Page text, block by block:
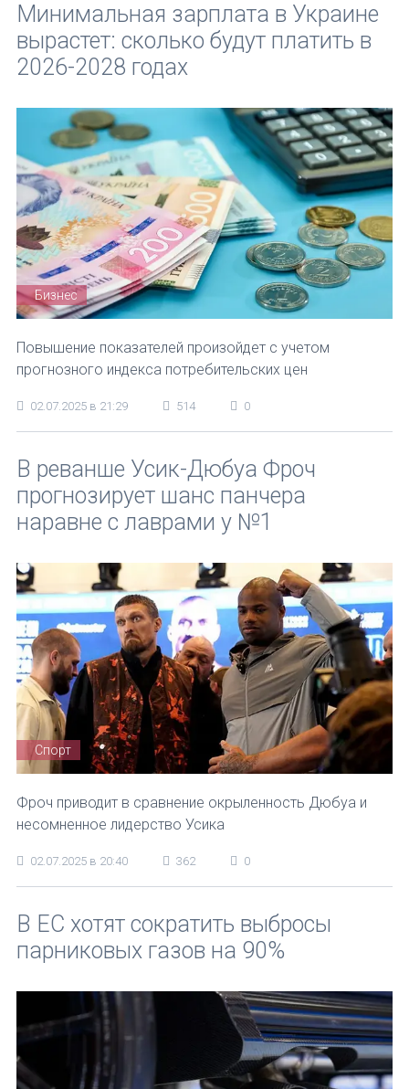
Минимальная зарплата в Украине
вырастет: сколько будут платить в
2026-2028 годах
Бизнес
Повышение показателей произойдет с учетом
прогнозного индекса потребительских цен
02.07.2025 в 21:29 514 0
В реванше Усик-Дюбуа Фроч
прогнозирует шанс панчера
наравне с лаврами у №1
Спорт
Фроч приводит в сравнение окрыленность Дюбуа и
несомненное лидерство Усика
02.07.2025 в 20:40 362 0
В ЕС хотят сократить выбросы
парниковых газов на 90%